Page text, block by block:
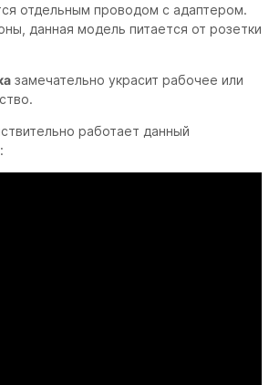
отдельным проводом с адаптером.
данная модель питается от розетки
замечательно украсит рабочее или
работает данный